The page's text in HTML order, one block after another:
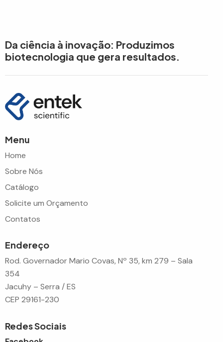
Da ciência à inovação: Produzimos
biotecnologia que gera resultados.
Menu
Home
Sobre Nós
Catálogo
Solicite um Orçamento
Contatos
Endereço
Rod. Governador Mario Covas, Nº 35, km 279 – Sala
354
Jacuhy – Serra / ES
CEP 29161-230
Redes Sociais